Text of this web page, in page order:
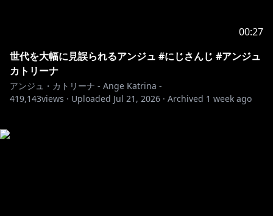
00:27
世代を大幅に見誤られるアンジュ #にじさんじ #アンジュ
カトリーナ
アンジュ・カトリーナ - Ange Katrina -
419,143views · Uploaded Jul 21, 2026 · Archived 1 week ago